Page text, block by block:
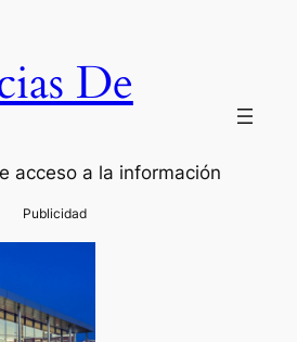
De
acceso a la información